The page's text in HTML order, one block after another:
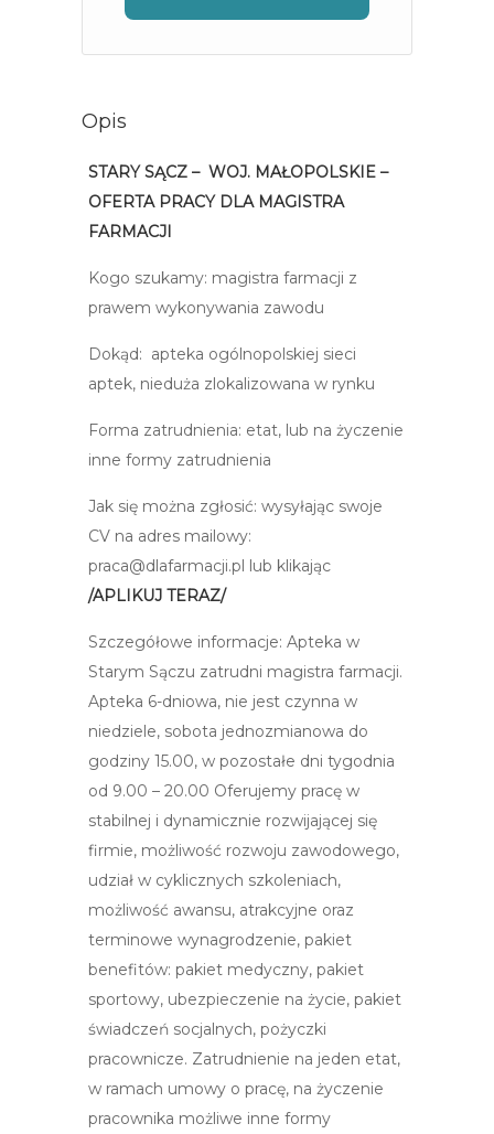
Opis
STARY SĄCZ – WOJ. MAŁOPOLSKIE –
OFERTA PRACY DLA MAGISTRA
FARMACJI
Kogo szukamy: magistra farmacji z
prawem wykonywania zawodu
Dokąd: apteka ogólnopolskiej sieci
aptek, nieduża zlokalizowana w rynku
Forma zatrudnienia: etat, lub na życzenie
inne formy zatrudnienia
Jak się można zgłosić: wysyłając swoje
CV na adres mailowy:
praca@dlafarmacji.pl lub klikając
/APLIKUJ TERAZ/
Szczegółowe informacje: Apteka w
Starym Sączu zatrudni magistra farmacji.
Apteka 6-dniowa, nie jest czynna w
niedziele, sobota jednozmianowa do
godziny 15.00, w pozostałe dni tygodnia
od 9.00 – 20.00 Oferujemy pracę w
stabilnej i dynamicznie rozwijającej się
firmie, możliwość rozwoju zawodowego,
udział w cyklicznych szkoleniach,
możliwość awansu, atrakcyjne oraz
terminowe wynagrodzenie, pakiet
benefitów: pakiet medyczny, pakiet
sportowy, ubezpieczenie na życie, pakiet
świadczeń socjalnych, pożyczki
pracownicze. Zatrudnienie na jeden etat,
w ramach umowy o pracę, na życzenie
pracownika możliwe inne formy